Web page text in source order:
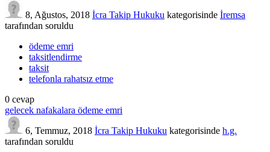
8, Ağustos, 2018 İcra Takip Hukuku kategorisinde İremsa
tarafından soruldu
ödeme emri
taksitlendirme
taksit
telefonla rahatsız etme
0 cevap
gelecek nafakalara ödeme emri
6, Temmuz, 2018 İcra Takip Hukuku kategorisinde h.g.
tarafından soruldu